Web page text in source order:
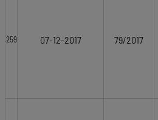
259 07-12-2017 79/2017